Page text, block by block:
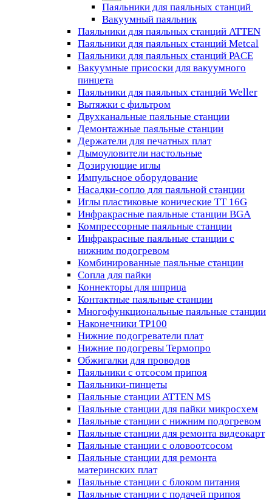
Паяльники для паяльных станций
Вакуумный паяльник
Паяльники для паяльных станций ATTEN
Паяльники для паяльных станций Metcal
Паяльники для паяльных станций PACE
Вакуумные присоски для вакуумного
пинцета
Паяльники для паяльных станций Weller
Вытяжки с фильтром
Двухканальные паяльные станции
Демонтажные паяльные станции
Держатели для печатных плат
Дымоуловители настольные
Дозирующие иглы
Импульсное оборудование
Насадки-сопло для паяльной станции
Иглы пластиковые конические TT 16G
Инфракрасные паяльные станции BGA
Компрессорные паяльные станции
Инфракрасные паяльные станции с
нижним подогревом
Комбинированные паяльные станции
Сопла для пайки
Коннекторы для шприца
Контактные паяльные станции
Многофункциональные паяльные станции
Наконечники TP100
Нижние подогреватели плат
Нижние подогревы Термопро
Обжигалки для проводов
Паяльники с отсосом припоя
Паяльники-пинцеты
Паяльные станции ATTEN MS
Паяльные станции для пайки микросхем
Паяльные станции с нижним подогревом
Паяльные станции для ремонта видеокарт
Паяльные станции с оловоотсосом
Паяльные станции для ремонта
материнских плат
Паяльные станции с блоком питания
Паяльные станции с подачей припоя